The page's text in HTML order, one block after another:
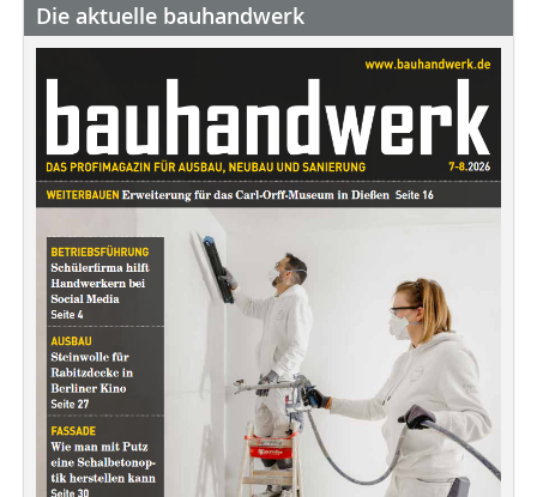
Die aktuelle bauhandwerk